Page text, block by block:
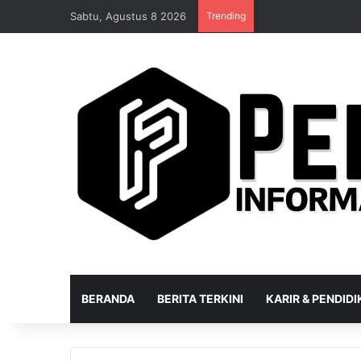
Sabtu, Agustus 8 2026 Trending
BERANDA BERITA TERKINI KARIR &